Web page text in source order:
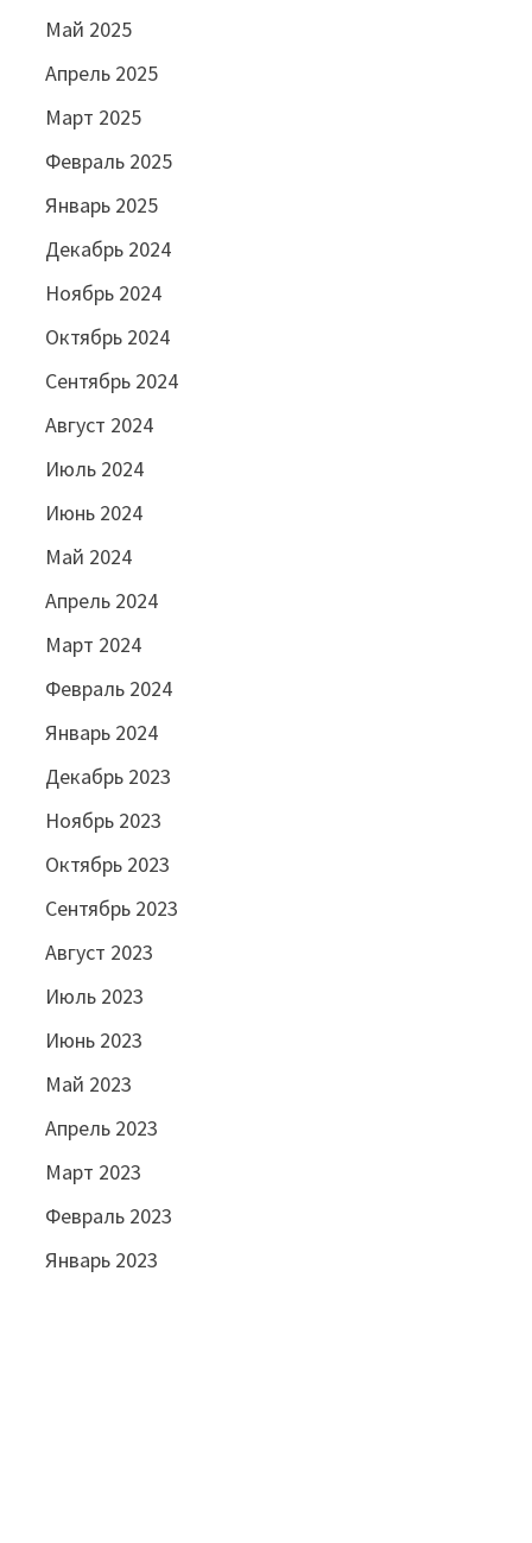
Май 2025
Апрель 2025
Март 2025
Февраль 2025
Январь 2025
Декабрь 2024
Ноябрь 2024
Октябрь 2024
Сентябрь 2024
Август 2024
Июль 2024
Июнь 2024
Май 2024
Апрель 2024
Март 2024
Февраль 2024
Январь 2024
Декабрь 2023
Ноябрь 2023
Октябрь 2023
Сентябрь 2023
Август 2023
Июль 2023
Июнь 2023
Май 2023
Апрель 2023
Март 2023
Февраль 2023
Январь 2023